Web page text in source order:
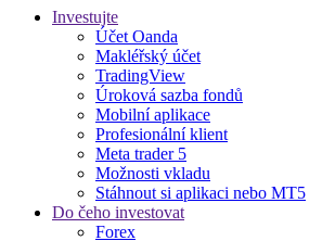
Investujte
Účet Oanda
Makléřský účet
TradingView
Úroková sazba fondů
Mobilní aplikace
Profesionální klient
Meta trader 5
Možnosti vkladu
Stáhnout si aplikaci nebo MT5
Do čeho investovat
Forex